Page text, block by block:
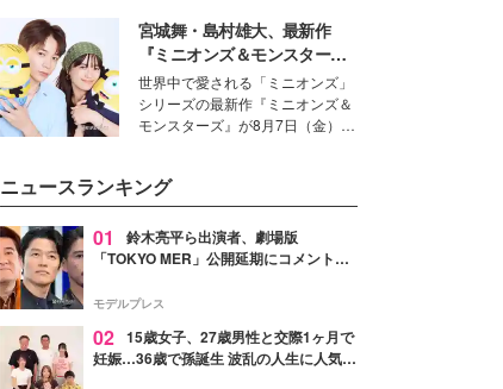
な美容の常識を大きく変える可能
性を秘めた、革新的な「Water
Capturing Skin（ウォーターキャ
プチャリングスキン：捕水肌）」
技術を、花王が構築した。
宮城舞・島村雄大、最新作
『ミニオンズ＆モンスター
ズ』の魅力熱弁 ハチャメチャ
だけじゃない“友情と絆”に感
動
世界中で愛される「ミニオンズ」
シリーズの最新作『ミニオンズ＆
モンスターズ』が8月7日（金）に
デルの宮城舞と島村雄大の特別対
談をお届け！それぞれの視点か
ら、今作ならではの魅力や予想外
の感動をもたらす奥深いストーリ
た。
ニュースランキング
01
鈴木亮平ら出演者、劇場版
「TOKYO MER」公開延期にコメント
最大の敬意とエールを」
モデルプレス
02 15歳女子、27歳男性と交際1ヶ月で
妊娠…36歳で孫誕生 波乱の人生に人気タ